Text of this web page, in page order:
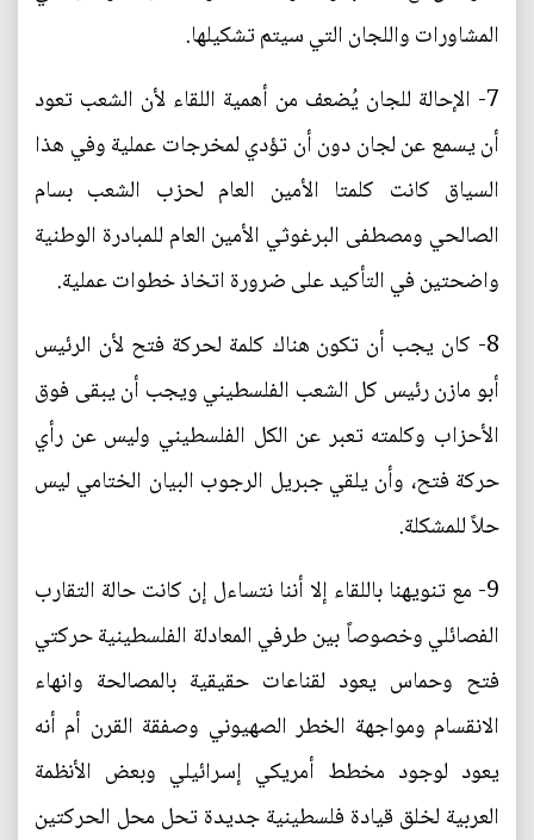
المشاورات واللجان التي سيتم تشكيلها.
7- الإحالة للجان يُضعف من أهمية اللقاء لأن الشعب تعود
أن يسمع عن لجان دون أن تؤدي لمخرجات عملية وفي هذا
السياق كانت كلمتا الأمين العام لحزب الشعب بسام
الصالحي ومصطفى البرغوثي الأمين العام للمبادرة الوطنية
واضحتين في التأكيد على ضرورة اتخاذ خطوات عملية.
8- كان يجب أن تكون هناك كلمة لحركة فتح لأن الرئيس
أبو مازن رئيس كل الشعب الفلسطيني ويجب أن يبقى فوق
الأحزاب وكلمته تعبر عن الكل الفلسطيني وليس عن رأي
حركة فتح، وأن يلقي جبريل الرجوب البيان الختامي ليس
حلاً للمشكلة.
9- مع تنويهنا باللقاء إلا أننا نتساءل إن كانت حالة التقارب
الفصائلي وخصوصاً بين طرفي المعادلة الفلسطينية حركتي
فتح وحماس يعود لقناعات حقيقية بالمصالحة وانهاء
الانقسام ومواجهة الخطر الصهيوني وصفقة القرن أم أنه
يعود لوجود مخطط أمريكي إسرائيلي وبعض الأنظمة
العربية لخلق قيادة فلسطينية جديدة تحل محل الحركتين